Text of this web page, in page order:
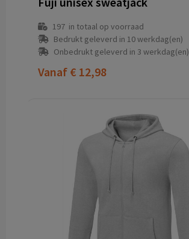
197in totaal op voorraad
Bedrukt geleverd in 10 werkdag(en)
Onbedrukt geleverd in 3 werkdag(en)
Vanaf € 12,98